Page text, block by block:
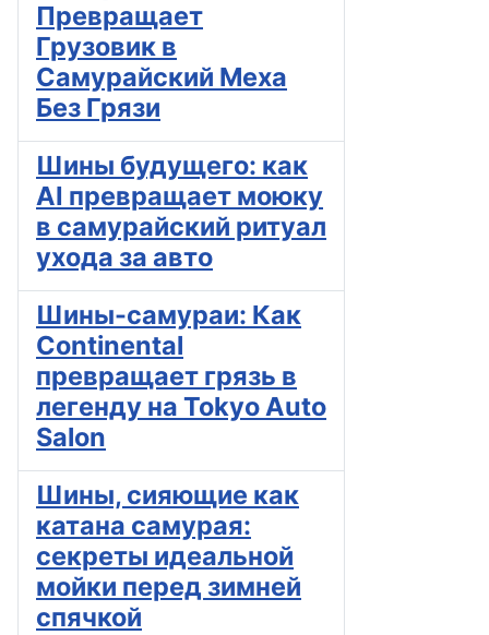
Превращает
Грузовик в
Самурайский Меха
Без Грязи
Шины будущего: как
AI превращает моюку
в самурайский ритуал
ухода за авто
Шины-самураи: Как
Continental
превращает грязь в
легенду на Tokyo Auto
Salon
Шины, сияющие как
катана самурая:
секреты идеальной
мойки перед зимней
спячкой